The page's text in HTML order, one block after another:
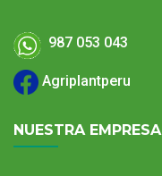
987 053 043
Agriplantperu
NUESTRA EMPRESA